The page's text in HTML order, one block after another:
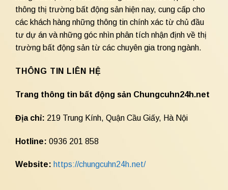
thông thị trường bất động sản hiện nay, cung cấp cho
các khách hàng những thông tin chính xác từ chủ đầu
tư dự án và những góc nhìn phân tích nhận định về thị
trường bất động sản từ các chuyên gia trong ngành.
THÔNG TIN LIÊN HỆ
Trang thông tin bất động sản Chungcuhn24h.net
Địa chỉ: 219 Trung Kính, Quận Cầu Giấy, Hà Nội
Hotline: 0936 201 858
Website: https://chungcuhn24h.net/